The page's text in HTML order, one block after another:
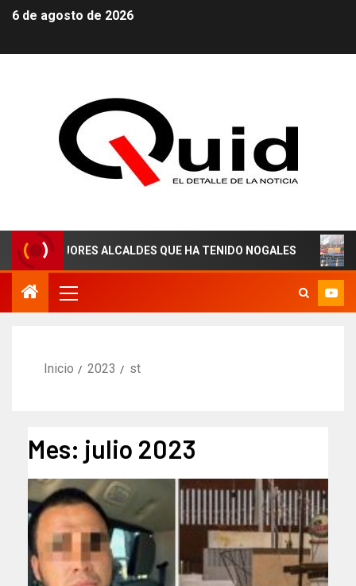
6 de agosto de 2026
ALCALDES QUE HA TENIDO NOGALES ¡AGUAS
Inicio 2023 st
Mes: julio 2023